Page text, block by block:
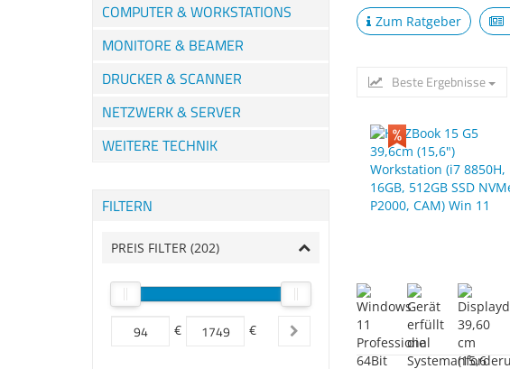
COMPUTER & WORKSTATIONS
MONITORE & BEAMER
DRUCKER & SCANNER
NETZWERK & SERVER
WEITERE TECHNIK
FILTERN
PREIS FILTER (202)
€ €
Zum Ratgeber
Beste Ergebnisse